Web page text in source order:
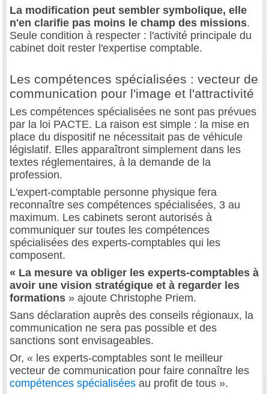
La modification peut sembler symbolique, elle
n'en clarifie pas moins le champ des missions.
Seule condition à respecter : l'activité principale du
cabinet doit rester l'expertise comptable.
Les compétences spécialisées : vecteur de
communication pour l'image et l'attractivité
Les compétences spécialisées ne sont pas prévues
par la loi PACTE. La raison est simple : la mise en
place du dispositif ne nécessitait pas de véhicule
législatif. Elles apparaîtront simplement dans les
textes réglementaires, à la demande de la
profession.
L'expert-comptable personne physique fera
reconnaître ses compétences spécialisées, 3 au
maximum. Les cabinets seront autorisés à
communiquer sur toutes les compétences
spécialisées des experts-comptables qui les
composent.
« La mesure va obliger les experts-comptables à
avoir une vision stratégique et à regarder les
formations » ajoute Christophe Priem.
Sans déclaration auprès des conseils régionaux, la
communication ne sera pas possible et des
sanctions sont envisageables.
Or, « les experts-comptables sont le meilleur
vecteur de communication pour faire connaître les
compétences spécialisées au profit de tous ».